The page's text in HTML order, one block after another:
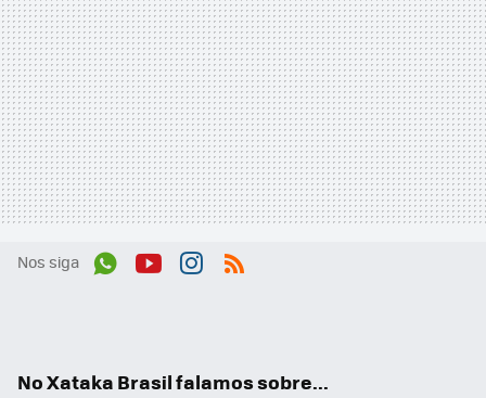
Nos siga
No Xataka Brasil falamos sobre...